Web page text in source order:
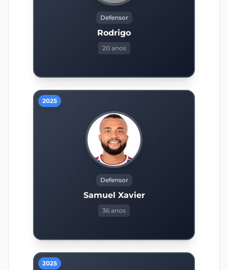
Defensor
Rodrigo
20 anos
2025
Defensor
Samuel Xavier
36 anos
2025